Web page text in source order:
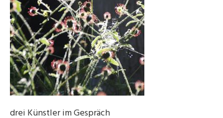
drei Künstler im Gespräch